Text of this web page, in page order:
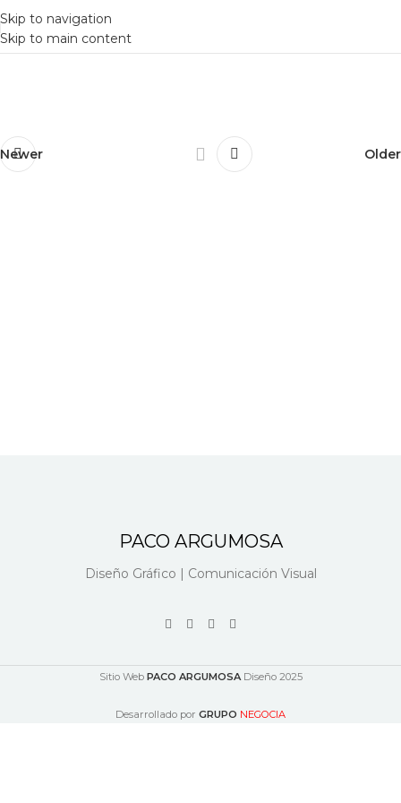
Skip to navigation
Skip to main content
Newer Older
PACO ARGUMOSA
Diseño Gráfico | Comunicación Visual
Sitio Web PACO ARGUMOSADiseño 2025
Desarrollado por GRUPO NEGOCIA